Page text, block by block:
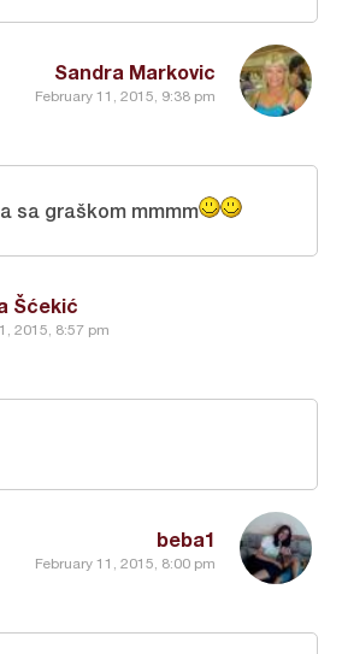
Sandra Markovic
February 11, 2015, 9:38 pm
Šćekić
2015, 8:57 pm
sa graškom mmmm
beba1
February 11, 2015, 8:00 pm